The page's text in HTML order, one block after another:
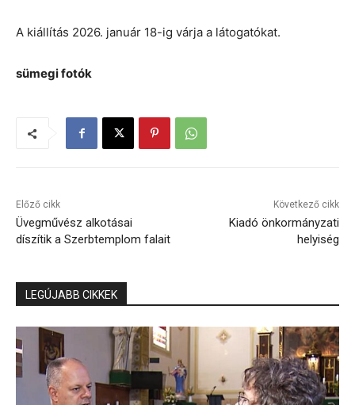
A kiállítás 2026. január 18-ig várja a látogatókat.
sümegi fotók
Előző cikk
Üvegművész alkotásai
díszítik a Szerbtemplom falait
Következő cikk
Kiadó önkormányzati
helyiség
LEGÚJABB CIKKEK